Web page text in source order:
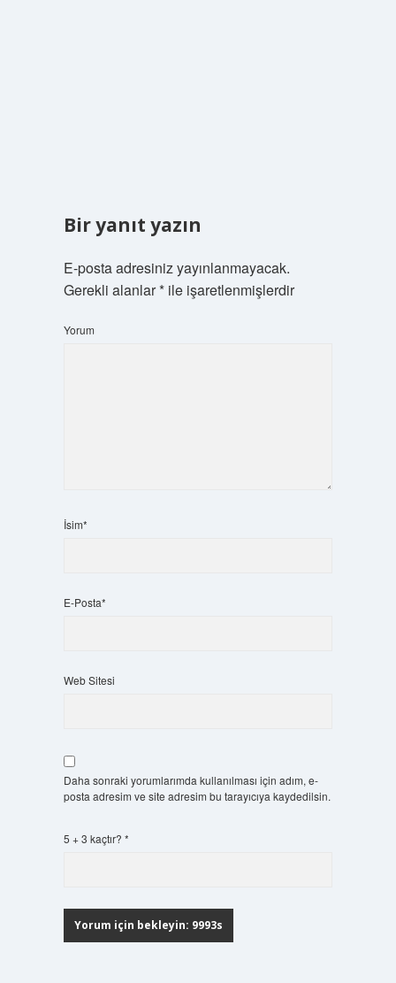
Bir yanıt yazın
E-posta adresiniz yayınlanmayacak.
Gerekli alanlar*ile işaretlenmişlerdir
Yorum
İsim*
E-Posta*
Web Sitesi
Daha sonraki yorumlarımda kullanılması için adım, e-
posta adresim ve site adresim bu tarayıcıya kaydedilsin.
5 + 3 kaçtır? *